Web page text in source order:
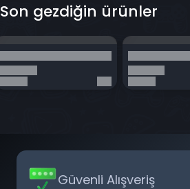
Son gezdiğin ürünler
Güvenli Alışveriş